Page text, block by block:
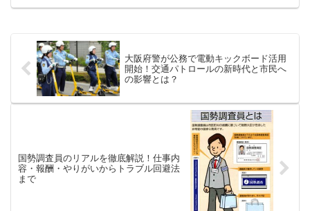
大阪府警が公務で電動キックボード活用
開始！交通パトロールの新時代と市民へ
の影響とは？
国勢調査員のリアルを徹底解説！仕事内
容・報酬・やりがいからトラブル回避法
まで